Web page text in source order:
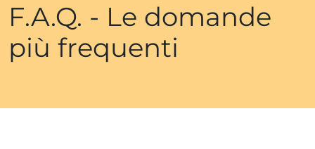
F.A.Q. - Le domande
più frequenti